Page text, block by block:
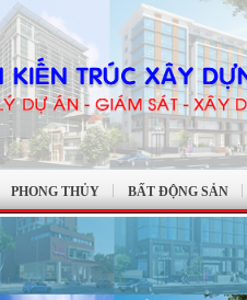
PHONG THỦY BẤT ĐỘNG SẢN